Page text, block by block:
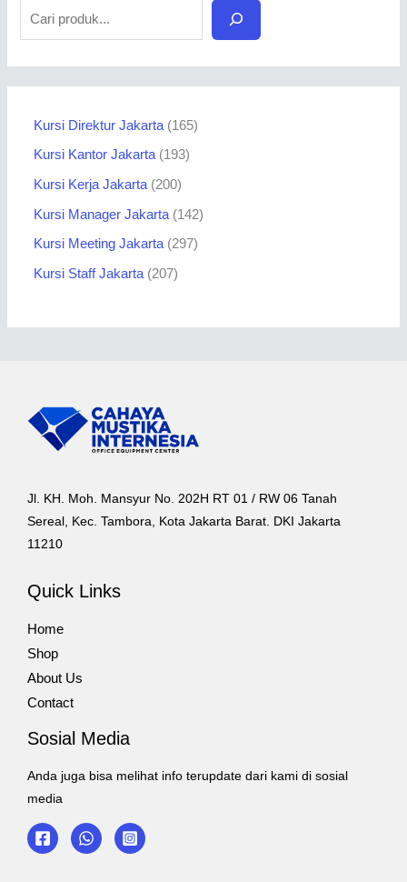
Kursi Direktur Jakarta 165
Kursi Kantor Jakarta 193
Kursi Kerja Jakarta 200
Kursi Manager Jakarta 142
Kursi Meeting Jakarta 297
Kursi Staff Jakarta 207
Jl. KH. Moh. Mansyur No. 202H RT 01 / RW 06 Tanah
Sereal, Kec. Tambora, Kota Jakarta Barat. DKI Jakarta
11210
Quick Links
Home
Shop
About Us
Contact
Sosial Media
Anda juga bisa melihat info terupdate dari kami di sosial
media